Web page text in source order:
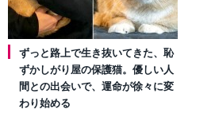
ずっと路上で生き抜いてきた、恥
ずかしがり屋の保護猫。優しい人
間との出会いで、運命が徐々に変
わり始める